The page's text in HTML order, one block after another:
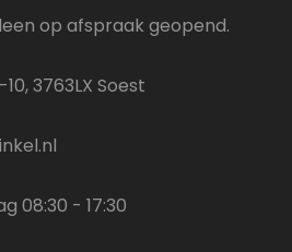
op afspraak geopend.
3763LX Soest
08:30 - 17:30